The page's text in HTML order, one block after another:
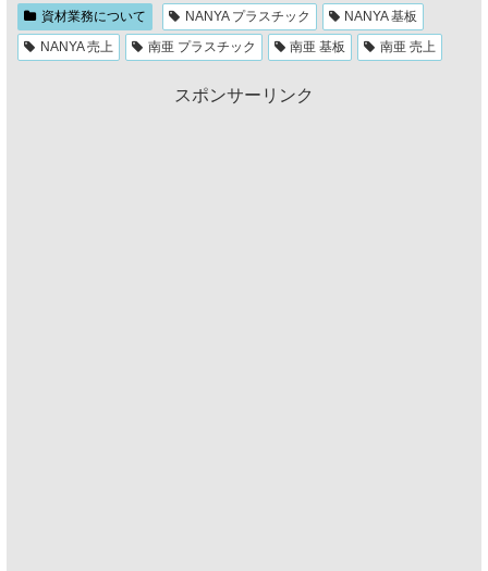
資材業務について NANYA プラスチック
NANYA 基板
NANYA 売上
南亜 プラスチック 南亜 基板 南亜 売上
スポンサーリンク